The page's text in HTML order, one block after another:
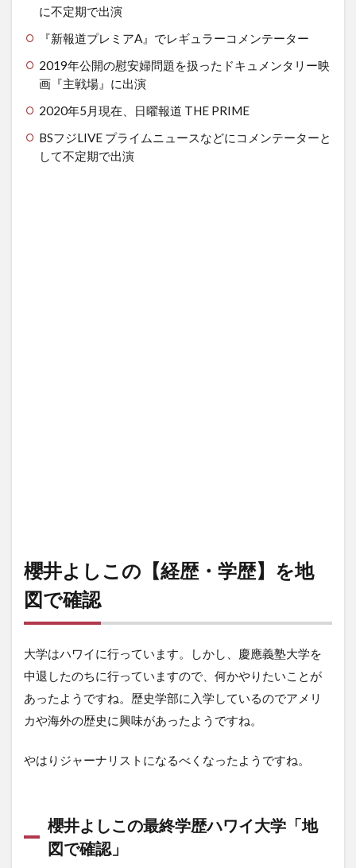
に不定期で出演
『新報道プレミアA』でレギュラーコメンテーター
2019年公開の慰安婦問題を扱ったドキュメンタリー映
画『主戦場』に出演
2020年5月現在、日曜報道 THE PRIME
BSフジLIVE プライムニュースなどにコメンテーターと
して不定期で出演
櫻井よしこの【経歴・学歴】を地
図で確認
大学はハワイに行っています。しかし、慶應義塾大学を
中退したのちに行っていますので、何かやりたいことが
あったようですね。歴史学部に入学しているのでアメリ
カや海外の歴史に興味があったようですね。
やはりジャーナリストになるべくなったようですね。
櫻井よしこの最終学歴ハワイ大学「地
図で確認」